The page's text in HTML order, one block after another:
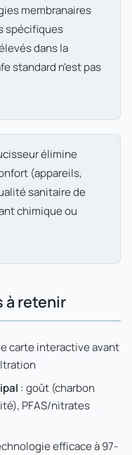
membranaires
spécifiques
dans la
standard n'est pas
élimine
(appareils,
sanitaire de
chimique ou
à retenir
carte interactive avant
: goût (charbon
PFAS/nitrates
efficace à 97-